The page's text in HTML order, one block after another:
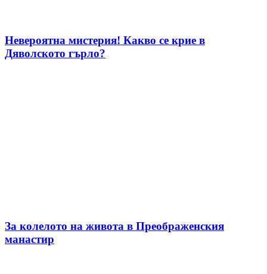
Невероятна мистерия! Какво се крие в
Дяволското гърло?
За колелото на живота в Преображенския
манастир